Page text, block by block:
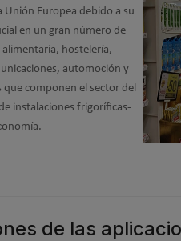
Europea debido a su
en un gran número de
hostelería,
automoción y
componen el sector del
instalaciones frigoríficas-
de las